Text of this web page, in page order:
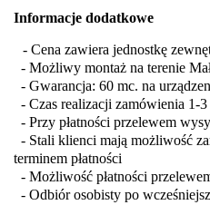
Informacje dodatkowe
- Cena zawiera jednostkę
- Możliwy montaż na terenie
- Gwarancja: 60 mc. na
- Czas realizacji zamówienia 1-3
- Przy płatności przelewem
- Stali klienci mają możliwość
terminem płatności
- Możliwość płatności
- Odbiór osobisty po